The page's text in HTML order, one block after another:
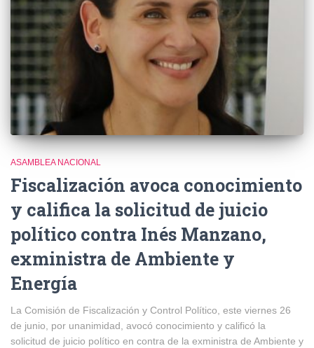
ASAMBLEA NACIONAL
Fiscalización avoca conocimiento
y califica la solicitud de juicio
político contra Inés Manzano,
exministra de Ambiente y
Energía
La Comisión de Fiscalización y Control Político, este viernes 26
de junio, por unanimidad, avocó conocimiento y calificó la
solicitud de juicio político en contra de la exministra de Ambiente y